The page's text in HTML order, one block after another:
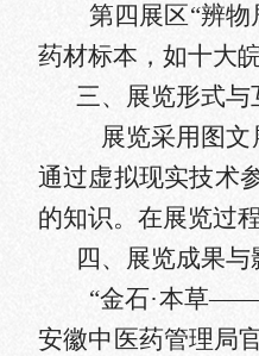
第四展区“辨
药材标本，如十大
三、展览形式与
展览采用图
通过虚拟现实技术
的知识。 在展览过
四、 展览成果与
“金石·本草——
安徽中医药管理局